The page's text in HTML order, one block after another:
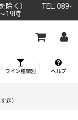
を除く） TEL: 089-
19時
ワイン種類別 ヘルプ
森）